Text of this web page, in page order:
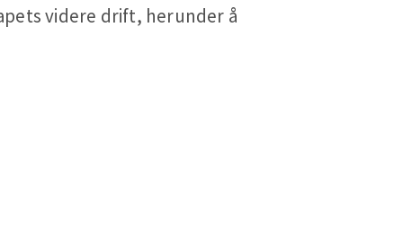
videre drift, herunder å